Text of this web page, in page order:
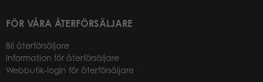
FÖR VÅRA ÅTERFÖRSÄLJARE
Bli återförsäljare
Information för återförsäljare
Webbutik-login för återförsäljare